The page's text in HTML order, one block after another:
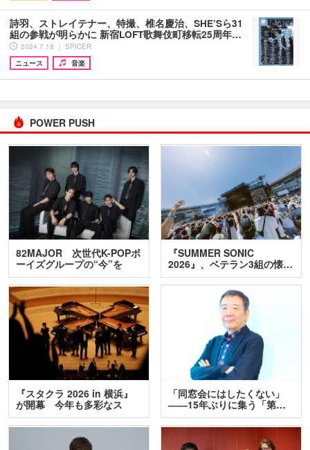
詩羽、ストレイテナー、特撮、椎名慶治、SHE’Sら31
組の参戦が明らかに 新宿LOFT歌舞伎町移転25周年…
2024.7.18 ｜ SPICER
ニュース
音楽
POWER PUSH
82MAJOR 次世代K-POPボ
ーイズグループの“今”を
訊…
『SUMMER SONIC
2026』、ベテラン3組の懐…
『スタクラ 2026 in 横浜』
が開幕 今年も多彩なス
テ…
「同窓会にはしたくない」
――15年ぶりに集う「第…